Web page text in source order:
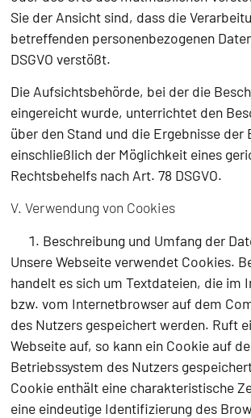
Sie der Ansicht sind, dass die
betreffenden personenbezogenen
DSGVO verstößt.
Die Aufsichtsbehörde, bei der die
eingereicht wurde, unterrichtet den
über den Stand und die Ergebnisse der
einschließlich der Möglichkeit eines
Rechtsbehelfs nach Art. 78 DSGVO.
V. Verwendung von Cookies
Beschreibung und Umfang der
Unsere Webseite verwendet Cookies.
handelt es sich um Textdateien, die im
bzw. vom Internetbrowser auf dem
des Nutzers gespeichert werden. Ruft
Webseite auf, so kann ein Cookie auf
Betriebssystem des Nutzers
Cookie enthält eine charakteristische
eine eindeutige Identifizierung des